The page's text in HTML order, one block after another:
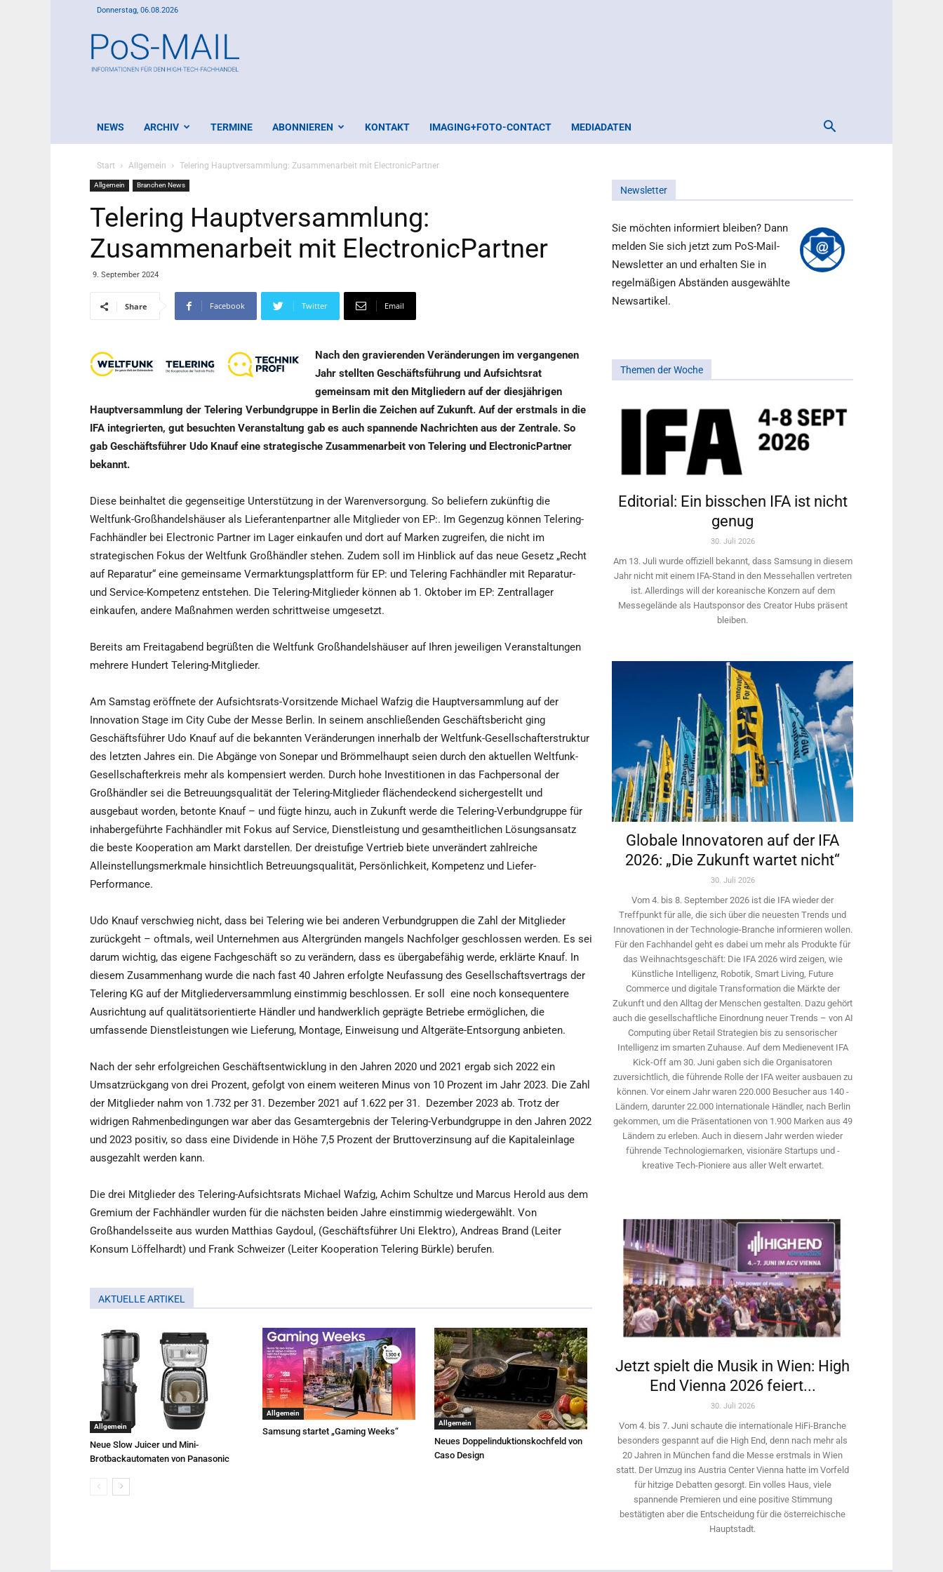
Donnerstag, 06.08.2026
Mail
NEWS ARCHIV TERMINE ABONNIEREN KONTAKT IMAGING+FOTO-CONTACT MEDIADATEN
Start Allgemein Telering Hauptversammlung: Zusammenarbeit mit ElectronicPartner
Allgemein Branchen News
Telering Hauptversammlung:
Zusammenarbeit mit ElectronicPartner
9. September 2024
Share Facebook Twitter Email
Nach den gravierenden Veränderungen im vergangenen
Jahr stellten Geschäftsführung und Aufsichtsrat
gemeinsam mit den Mitgliedern auf der diesjährigen
Hauptversammlung der Telering Verbundgruppe in Berlin die Zeichen auf Zukunft. Auf der erstmals in die
IFA integrierten, gut besuchten Veranstaltung gab es auch spannende Nachrichten aus der Zentrale. So
gab Geschäftsführer Udo Knauf eine strategische Zusammenarbeit von Telering und ElectronicPartner
bekannt.
Diese beinhaltet die gegenseitige Unterstützung in der Warenversorgung. So beliefern zukünftig die
Weltfunk-Großhandelshäuser als Lieferantenpartner alle Mitglieder von EP:. Im Gegenzug können Telering-
Fachhändler bei Electronic Partner im Lager einkaufen und dort auf Marken zugreifen, die nicht im
strategischen Fokus der Weltfunk Großhändler stehen. Zudem soll im Hinblick auf das neue Gesetz „Recht
auf Reparatur“ eine gemeinsame Vermarktungsplattform für EP: und Telering Fachhändler mit Reparatur-
und Service-Kompetenz entstehen. Die Telering-Mitglieder können ab 1. Oktober im EP: Zentrallager
einkaufen, andere Maßnahmen werden schrittweise umgesetzt.
Bereits am Freitagabend begrüßten die Weltfunk Großhandelshäuser auf Ihren jeweiligen Veranstaltungen
mehrere Hundert Telering-Mitglieder.
Am Samstag eröffnete der Aufsichtsrats-Vorsitzende Michael Wafzig die Hauptversammlung auf der
Innovation Stage im City Cube der Messe Berlin. In seinem anschließenden Geschäftsbericht ging
Geschäftsführer Udo Knauf auf die bekannten Veränderungen innerhalb der Weltfunk-Gesellschafterstruktur
des letzten Jahres ein. Die Abgänge von Sonepar und Brömmelhaupt seien durch den aktuellen Weltfunk-
Gesellschafterkreis mehr als kompensiert werden. Durch hohe Investitionen in das Fachpersonal der
Großhändler sei die Betreuungsqualität der Telering-Mitglieder flächendeckend sichergestellt und
ausgebaut worden, betonte Knauf – und fügte hinzu, auch in Zukunft werde die Telering-Verbundgruppe für
inhabergeführte Fachhändler mit Fokus auf Service, Dienstleistung und gesamtheitlichen Lösungsansatz
die beste Kooperation am Markt darstellen. Der dreistufige Vertrieb biete unverändert zahlreiche
Alleinstellungsmerkmale hinsichtlich Betreuungsqualität, Persönlichkeit, Kompetenz und Liefer-
Performance.
Udo Knauf verschwieg nicht, dass bei Telering wie bei anderen Verbundgruppen die Zahl der Mitglieder
zurückgeht – oftmals, weil Unternehmen aus Altergründen mangels Nachfolger geschlossen werden. Es sei
darum wichtig, das eigene Fachgeschäft so zu verändern, dass es übergabefähig werde, erklärte Knauf. In
diesem Zusammenhang wurde die nach fast 40 Jahren erfolgte Neufassung des Gesellschaftsvertrags der
Telering KG auf der Mitgliederversammlung einstimmig beschlossen. Er soll
eine noch konsequentere
Ausrichtung auf qualitätsorientierte Händler und handwerklich geprägte Betriebe ermöglichen, die
umfassende Dienstleistungen wie Lieferung, Montage, Einweisung und Altgeräte-Entsorgung anbieten.
Nach der sehr erfolgreichen Geschäftsentwicklung in den Jahren 2020 und 2021 ergab sich 2022 ein
Umsatzrückgang von drei Prozent, gefolgt von einem weiteren Minus von 10 Prozent im Jahr 2023. Die Zahl
der Mitglieder nahm von 1.732 per 31. Dezember 2021 auf 1.622 per 31. Dezember 2023 ab. Trotz der
widrigen Rahmenbedingungen war aber das Gesamtergebnis der Telering-Verbundgruppe in den Jahren 2022
und 2023 positiv, so dass eine Dividende in Höhe 7,5 Prozent der Bruttoverzinsung auf die Kapitaleinlage
ausgezahlt werden kann.
Die drei Mitglieder des Telering-Aufsichtsrats Michael Wafzig, Achim Schultze und Marcus Herold aus dem
Gremium der Fachhändler wurden für die nächsten beiden Jahre einstimmig wiedergewählt. Von
Großhandelsseite aus wurden Matthias Gaydoul, (Geschäftsführer Uni Elektro), Andreas Brand (Leiter
Konsum Löffelhardt) und Frank Schweizer (Leiter Kooperation Telering Bürkle) berufen.
AKTUELLE ARTIKEL
Allgemein
Neue Slow Juicer und Mini-
Brotbackautomaten von Panasonic
Allgemein
Samsung startet „Gaming Weeks“
Allgemein
Neues Doppelinduktionskochfeld von
Caso Design
Newsletter
Sie möchten informiert bleiben? Dann
melden Sie sich jetzt zum PoS-Mail-
Newsletter an und erhalten Sie in
regelmäßigen Abständen ausgewählte
Newsartikel.
Themen der Woche
Editorial: Ein bisschen IFA ist nicht
genug
30. Juli 2026
Am 13. Juli wurde offiziell bekannt, dass Samsung in diesem
Jahr nicht mit einem IFA-Stand in den Messehallen vertreten
ist. Allerdings will ­der koreanische Konzern auf dem
Messegelände als Hautsponsor des Creator Hubs präsent
bleiben.
Globale Innovatoren auf der IFA
2026: „Die Zukunft wartet nicht“
30. Juli 2026
Vom 4. bis 8. September 2026 ist die IFA wieder der
Treffpunkt für alle, die sich über die neuesten Trends und
Innovationen in der Technologie-­Branche informieren wollen.
Für den Fachhandel geht es dabei um mehr als Produkte für
das Weihnachtsgeschäft: Die IFA 2026 wird ­zeigen, wie
Künstliche Intelligenz, Robotik, Smart Living, Future
Commerce und digitale Trans­formation die Märkte der
Zukunft und den Alltag der Menschen gestalten. Dazu gehört
auch die gesellschaftliche Einordnung neuer Trends – von AI
Computing über Retail Strategien bis zu sensorischer
Intelligenz im smarten Zuhause. Auf dem Medien­event IFA
Kick-Off am 30. Juni gaben sich die Organisatoren
zuversichtlich, die führende Rolle der IFA weiter ausbauen zu
können. Vor einem Jahr ­waren 220.000 Besucher aus 140 ­
Ländern, ­darunter 22.000 internationale Händler, nach Berlin
gekommen, um die Präsen­tationen von 1.900 Marken aus 49
Ländern zu erleben. Auch in diesem Jahr werden wieder
führende Technologiemarken, visionäre Startups und ­
kreative Tech-Pioniere aus aller Welt erwartet.
Jetzt spielt die Musik in Wien: High
End Vienna 2026 feiert...
30. Juli 2026
Vom 4. bis 7. Juni schaute die internationale HiFi-Branche
besonders gespannt auf die High End, denn nach mehr als
20 Jahren in München fand die Messe erstmals in Wien
statt. Der Umzug ins Austria Center Vienna hatte im Vorfeld
für hitzige Debatten gesorgt. Ein volles Haus, viele
spannende Premieren und eine positive Stimmung
bestätigten aber die Entscheidung für die österreichische
Hauptstadt.